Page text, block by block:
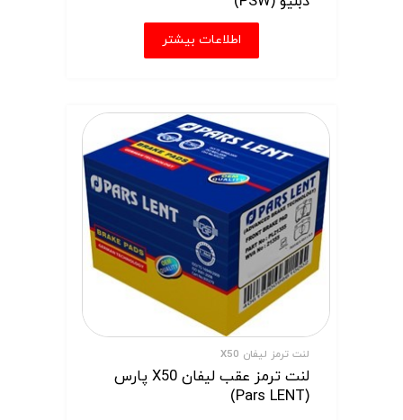
اطلاعات بیشتر
لنت ترمز لیفان X50
لنت ترمز عقب لیفان X50 پارس
(Pars LENT)